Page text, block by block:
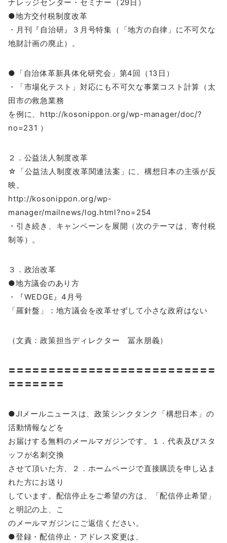
ナレッジセンター・セミナー（29日）
●地方交付税制度改革
・月刊『自治研』３月号特集（「地方の自律」に不可欠な
地財計画の廃止）。
●「自治体革新具体化研究会」第4回（13日）
・「市場化テスト」対応にも不可欠な事業コスト計算（太
田市の救急業務
を例に、http://kosonippon.org/wp-manager/doc/?
no=231 ）
２．公益法人制度改革
☆「公益法人制度改革関連法案」に、構想日本の主張が反
映。
http://kosonippon.org/wp-
manager/mailnews/log.html?no=254
・引き続き、キャンペーンを展開（次のテーマは、寄付税
制等）。
３．政治改革
●地方議会のあり方
・『WEDGE』4月号
「羅針盤」：地方議会を改革せずして小さな政府はない
（文責：政策担当ディレクター 冨永朋義）
〓〓〓〓〓〓〓〓〓〓〓〓〓〓〓〓〓〓〓〓〓〓〓〓〓〓
〓〓〓〓〓〓〓
●JIメールニュースは、政策シンクタンク「構想日本」の
活動情報などを
お届けする無料のメールマガジンです。１．代表及びスタ
ッフが名刺交換
させて頂いた方、２．ホームページで直接購読を申し込ま
れた方にお送り
しています。配信停止をご希望の方は、「配信停止希望」
と明記の上、こ
のメールマガジンにご返信ください。
●登録・配信停止・アドレス変更は、